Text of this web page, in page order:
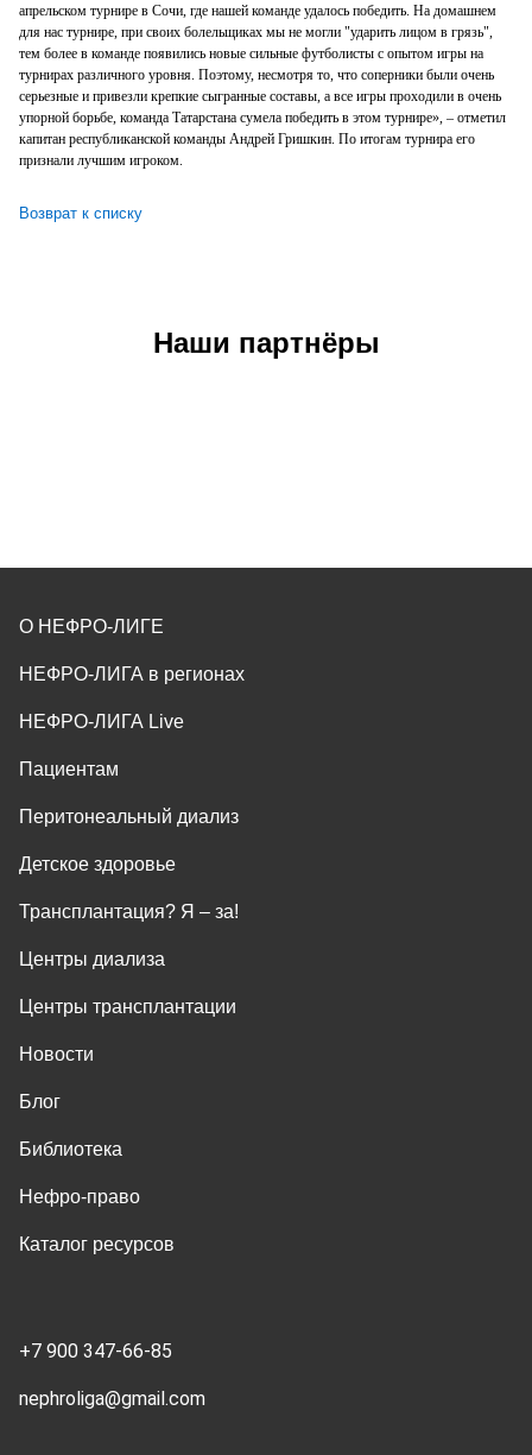
апрельском турнире в Сочи, где нашей команде удалось победить. На домашнем
для нас турнире, при своих болельщиках мы не могли "ударить лицом в грязь",
тем более в команде появились новые сильные футболисты с опытом игры на
турнирах различного уровня. Поэтому, несмотря то, что соперники были очень
серьезные и привезли крепкие сыгранные составы, а все игры проходили в очень
упорной борьбе, команда Татарстана сумела победить в этом турнире», – отметил
капитан республиканской команды Андрей Гришкин. По итогам турнира его
признали лучшим игроком.
Возврат к списку
Наши партнёры
О НЕФРО-ЛИГЕ
НЕФРО-ЛИГА в регионах
НЕФРО-ЛИГА Live
Пациентам
Перитонеальный диализ
Детское здоровье
Трансплантация? Я ‒ за!
Центры диализа
Центры трансплантации
Новости
Блог
Библиотека
Нефро-право
Каталог ресурсов
+7 900 347-66-85
nephroliga@gmail.com